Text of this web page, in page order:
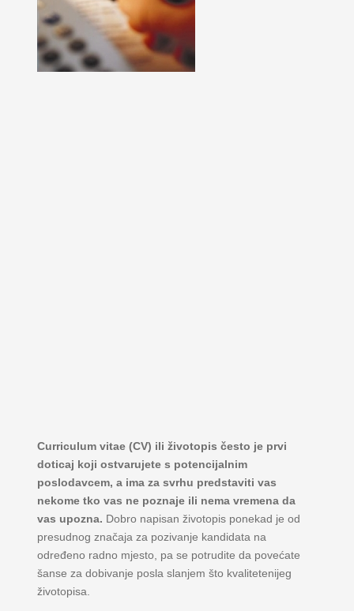
Curriculum vitae (CV) ili životopis često je prvi
doticaj koji ostvarujete s potencijalnim
poslodavcem, a ima za svrhu predstaviti vas
nekome tko vas ne poznaje ili nema vremena da
vas upozna. Dobro napisan životopis ponekad je od
presudnog značaja za pozivanje kandidata na
određeno radno mjesto, pa se potrudite da povećate
šanse za dobivanje posla slanjem što kvalitetenijeg
životopisa.